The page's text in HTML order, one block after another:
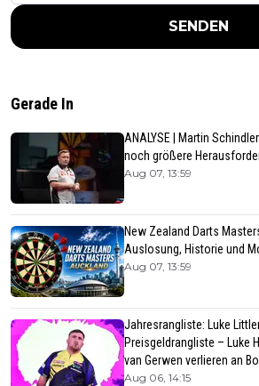
SENDEN
Gerade In
ANALYSE | Martin
noch größere
Aug 07, 13:59
New Zealand Darts
Auslosung, Historie und
Aug 07, 13:59
Jahresrangliste: Luke
Preisgeldrangliste – Luke
van Gerwen verlieren an
Aug 06, 14:15